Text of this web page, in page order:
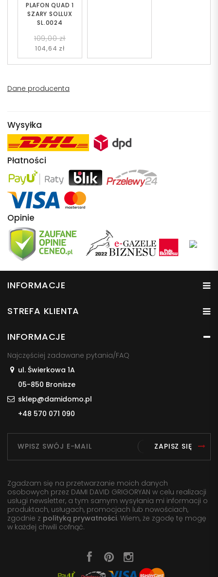
PLAFON QUAD 1
SZARY SOLLUX
SL.0024
109,00 zł
104,64 zł
Dane producenta
Wysyłka
Płatności
Opinie
INFORMACJE
STREFA KLIENTA
INFORMACJE
Najczęściej zadawane pytania/FAQ
ul. Świerkowa 1A
05-850 Bronisze
sklep@damidomo.pl
+48 570 071 090
ZAPISZ SIĘ
Zgadzam się na przetwarzanie moich danych
osobowych przez DAMI DAVID GRIGORYAN w celu realizacji
usługi newsletter, a tym samym wysyłania mi informacji o
produktach, usługach, promocjach lub nowościach,
zgodnie z polityką prywatności. Wiem, że zgodę tę mogę
w każdej chwili cofnąć.